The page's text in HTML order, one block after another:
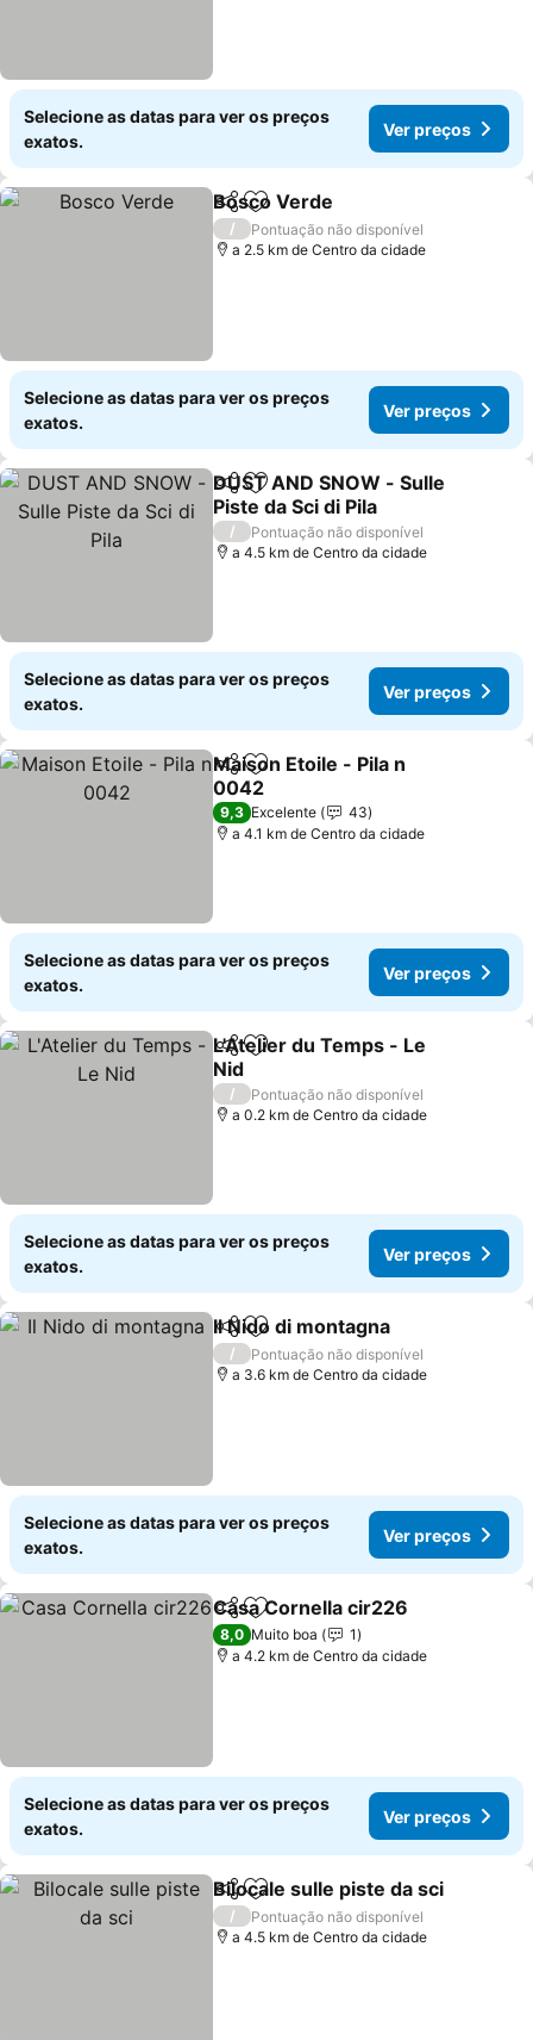
Selecione as datas para ver os preços
exatos.
Ver preços
PartilharAdicionar aos favoritos
Bosco Verde
/
Pontuação não disponível
a 2.5 km de Centro da cidade
Selecione as datas para ver os preços
exatos.
Ver preços
PartilharAdicionar aos favoritos
DUST AND SNOW - Sulle
Piste da Sci di Pila
Ver preços
/
Pontuação não disponível
a 4.5 km de Centro da cidade
Selecione as datas para ver os preços
exatos.
Ver preços
PartilharAdicionar aos favoritos
Maison Etoile - Pila n
0042
Ver preços
9,3 Excelente
43
a 4.1 km de Centro da cidade
Selecione as datas para ver os preços
exatos.
Ver preços
PartilharAdicionar aos favoritos
L'Atelier du Temps - Le
Nid
Ver preços
/
Pontuação não disponível
a 0.2 km de Centro da cidade
Selecione as datas para ver os preços
exatos.
Ver preços
PartilharAdicionar aos favoritos
Il Nido di montagna
/
Pontuação não disponível
a 3.6 km de Centro da cidade
Selecione as datas para ver os preços
exatos.
Ver preços
PartilharAdicionar aos favoritos
Casa Cornella cir226
8,0 Muito boa
1
a 4.2 km de Centro da cidade
Selecione as datas para ver os preços
exatos.
Ver preços
PartilharAdicionar aos favoritos
Bilocale sulle piste da sci
/
Pontuação não disponível
a 4.5 km de Centro da cidade